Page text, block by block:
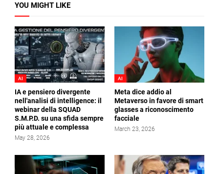
YOU MIGHT LIKE
AI
IA e pensiero divergente
nell'analisi di intelligence: il
webinar della SQUAD
S.M.P.D. su una sfida sempre
più attuale e complessa
May 28, 2026
AI
Meta dice addio al
Metaverso in favore di smart
glasses a riconoscimento
facciale
March 23, 2026